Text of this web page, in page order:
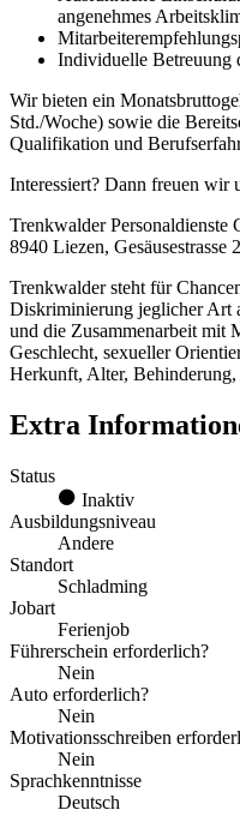
angenehmes
Individuelle Betreuung
Wir bieten ein
Std./Woche) sowie die
Qualifikation und
Interessiert? Dann freuen wir
Trenkwalder
8940 Liezen, Gesäusestrasse
Trenkwalder steht für
Diskriminierung jeglicher Art
und die Zusammenarbeit mit
Geschlecht, sexueller
Herkunft, Alter,
Extra
Status
Inaktiv
Ausbildungsniveau
Andere
Standort
Schladming
Jobart
Ferienjob
Führerschein erforderlich?
Nein
Auto erforderlich?
Nein
Motivationsschreiben
Nein
Sprachkenntnisse
Deutsch